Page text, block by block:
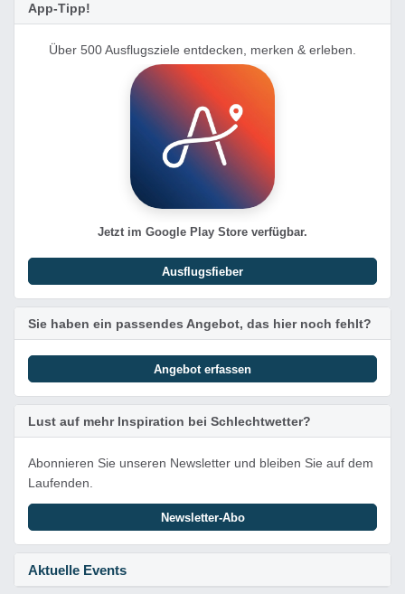
Aktuelle Events
App-Tipp!
Über 500 Ausflugsziele entdecken, merken & erleben.
Jetzt im Google Play Store verfügbar.
Ausflugsfieber
Sie haben ein passendes Angebot, das hier noch fehlt?
Angebot erfassen
Lust auf mehr Inspiration bei Schlechtwetter?
Abonnieren Sie unseren Newsletter und bleiben Sie auf dem
Laufenden.
Newsletter-Abo